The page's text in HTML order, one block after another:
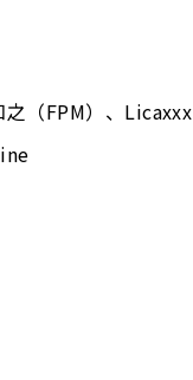
（FPM）、Licaxxx